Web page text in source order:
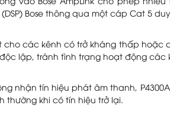
vào Bose AmpLink cho phép
Bose thông qua một cáp Cat 5
cho các kênh có trở kháng thấp hoặc
lập, tránh tình trạng hoạt động các
nhận tín hiệu phát âm thanh,
thường khi có tín hiệu trở lại.